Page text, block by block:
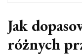
Jak
różnych